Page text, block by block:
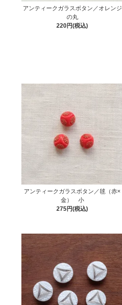
アンティークガラスボタン／オレンジ
の丸
220円(税込)
アンティークガラスボタン／毬（赤×
金） 小
275円(税込)